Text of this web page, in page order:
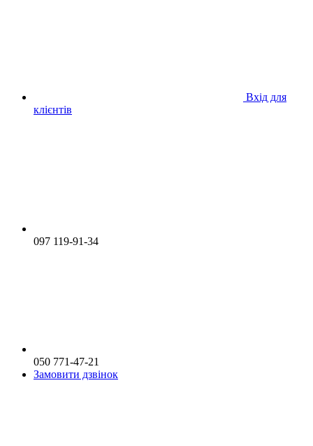
Вхід для
клієнтів
097 119-91-34
050 771-47-21
Замовити дзвінок